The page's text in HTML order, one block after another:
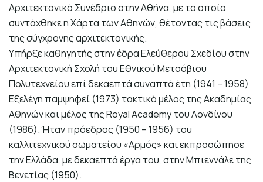
Αρχιτεκτονικό Συνέδριο στην Αθήνα, με το οποίο
συντάχθηκε η Χάρτα των Αθηνών, θέτοντας τις βάσεις
της σύγχρονης αρχιτεκτονικής.
Υπήρξε καθηγητής στην έδρα Ελεύθερου Σχεδίου στην
Αρχιτεκτονική Σχολή του Εθνικού Μετσόβιου
Πολυτεχνείου επί δεκαεπτά συναπτά έτη (1941 – 1958)
Εξελέγη παμψηφεί (1973) τακτικό μέλος της Ακαδημίας
Αθηνών και μέλος της Royal Academy του Λονδίνου
(1986). Ήταν πρόεδρος (1950 – 1956) του
καλλιτεχνικού σωματείου «Αρμός» και εκπροσώπησε
την Ελλάδα, με δεκαεπτά έργα του, στην Μπιεννάλε της
Βενετίας (1950).